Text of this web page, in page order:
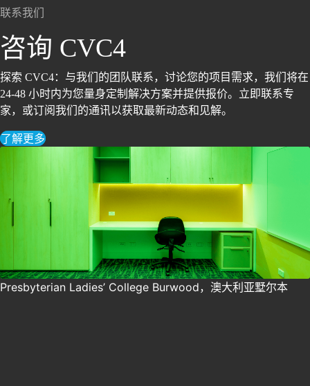
联系我们
咨询 CVC4
探索 CVC4：与我们的团队联系，讨论您的项目需求，我们将在
24-48 小时内为您量身定制解决方案并提供报价。立即联系专
家，或订阅我们的通讯以获取最新动态和见解。
了解更多
Presbyterian Ladies’ College Burwood，澳大利亚墅尔本